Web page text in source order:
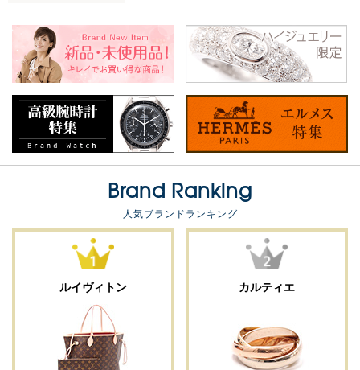
Brand Ranking
人気ブランドランキング
ルイヴィトン カルティエ